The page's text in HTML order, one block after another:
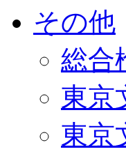
その他
総合
東京
東京